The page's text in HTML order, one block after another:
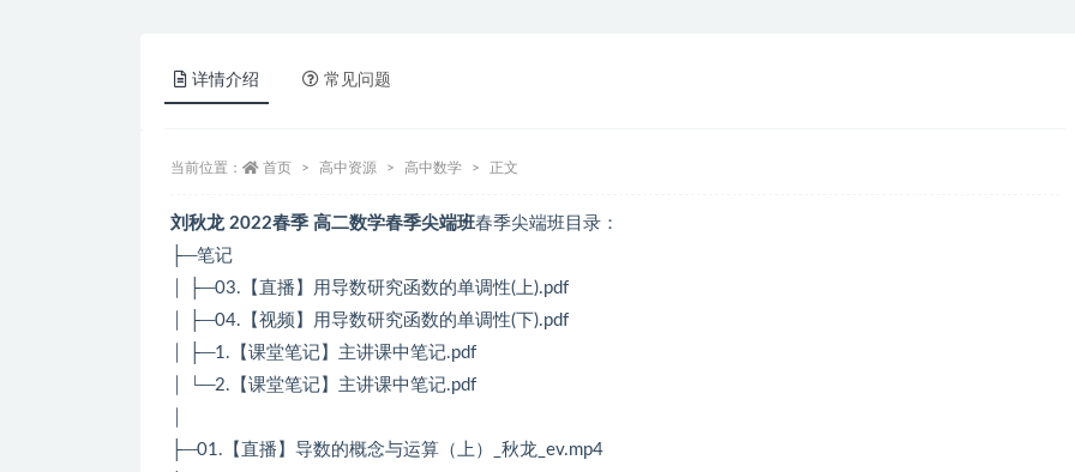
详情介绍 常见问题
当前位置： 首页 高中资源 高中数学 正文
刘秋龙 2022春季 高二数学春季尖端班春季尖端班目录：
├─笔记
│ ├─03.【直播】用导数研究函数的单调性(上).pdf
│ ├─04.【视频】用导数研究函数的单调性(下).pdf
│ ├─1.【课堂笔记】主讲课中笔记.pdf
│ └─2.【课堂笔记】主讲课中笔记.pdf
├─01.【直播】导数的概念与运算（上）_秋龙_ev.mp4